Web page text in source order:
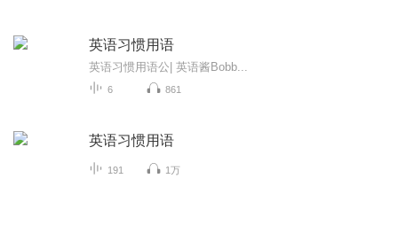
英语习惯用语
英语习惯用语公| 英语酱Bobb...
6 861
英语习惯用语
191 1万